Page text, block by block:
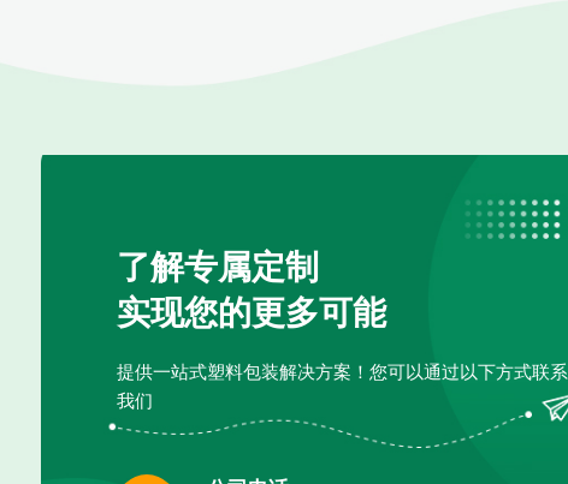
了解专属定制
实现您的更多可能
提供一站式塑料包装解决方案！您可以通过以下方式联系
我们